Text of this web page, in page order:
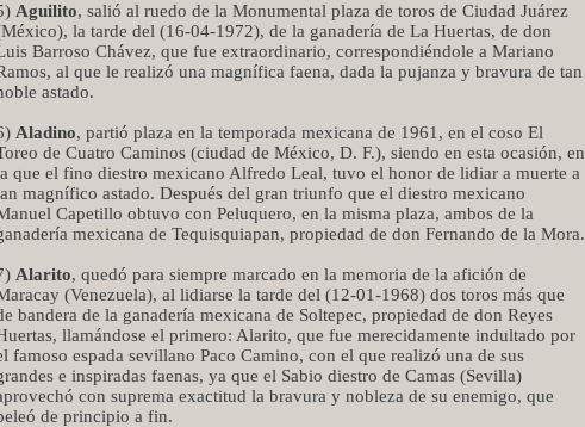
Aguilito, salió al ruedo de la Monumental plaza de toros de Ciudad Juárez
la tarde del (16-04-1972), de la ganadería de La Huertas, de don
Barroso Chávez, que fue extraordinario, correspondiéndole a Mariano
al que le realizó una magnífica faena, dada la pujanza y bravura de tan
astado.
Aladino, partió plaza en la temporada mexicana de 1961, en el coso El
de Cuatro Caminos (ciudad de México, D. F.), siendo en esta ocasión, en
que el fino diestro mexicano Alfredo Leal, tuvo el honor de lidiar a muerte a
magnífico astado. Después del gran triunfo que el diestro mexicano
Capetillo obtuvo con Peluquero, en la misma plaza, ambos de la
mexicana de Tequisquiapan, propiedad de don Fernando de la Mora.
Alarito, quedó para siempre marcado en la memoria de la afición de
(Venezuela), al lidiarse la tarde del (12-01-1968) dos toros más que
bandera de la ganadería mexicana de Soltepec, propiedad de don Reyes
llamándose el primero: Alarito, que fue merecidamente indultado por
famoso espada sevillano Paco Camino, con el que realizó una de sus
e inspiradas faenas, ya que el Sabio diestro de Camas (Sevilla)
con suprema exactitud la bravura y nobleza de su enemigo, que
de principio a fin.